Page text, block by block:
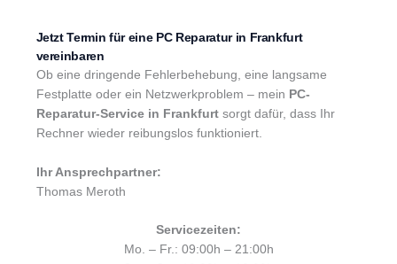
Jetzt Termin für eine PC Reparatur in Frankfurt
vereinbaren
Ob eine dringende Fehlerbehebung, eine langsame
Festplatte oder ein Netzwerkproblem – mein PC-
Reparatur-Service in Frankfurtsorgt dafür, dass Ihr
Rechner wieder reibungslos funktioniert.
Ihr Ansprechpartner:
Thomas Meroth
Servicezeiten:
Mo. – Fr.: 09:00h – 21:00h